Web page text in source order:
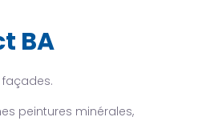
BA
façades.
peintures minérales,